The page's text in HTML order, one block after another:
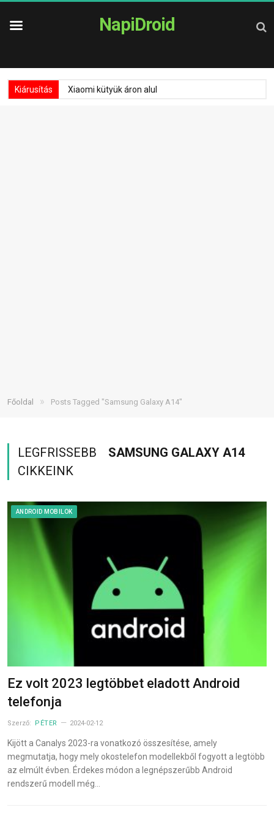
NapiDroid
Kiárusítás Xiaomi kütyük áron alul
Főoldal » Posts Tagged "Samsung Galaxy A14"
LEGFRISSEBB
SAMSUNG GALAXY A14
CIKKEINK
ANDROID MOBILOK
Ez volt 2023 legtöbbet eladott Android
telefonja
Szerző: PÉTER 2024-02-12
Kijött a Canalys 2023-ra vonatkozó összesítése, amely
megmutatja, hogy mely okostelefon modellekből fogyott a legtöbb
az elmúlt évben. Érdekes módon a legnépszerűbb Android
rendszerű modell még…